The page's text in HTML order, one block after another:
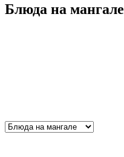
Блюда на мангале